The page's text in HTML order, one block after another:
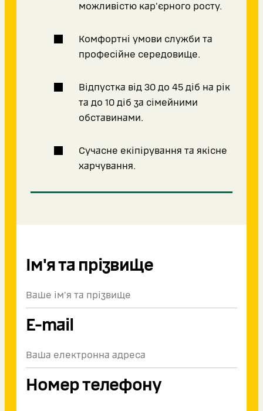
можливістю кар'єрного росту.
Комфортні умови служби та
професійне середовище.
Відпустка від 30 до 45 діб на рік
та до 10 діб за сімейними
обставинами.
Сучасне екіпірування та якісне
харчування.
Ім'я та прізвище
E-mail
Номер телефону